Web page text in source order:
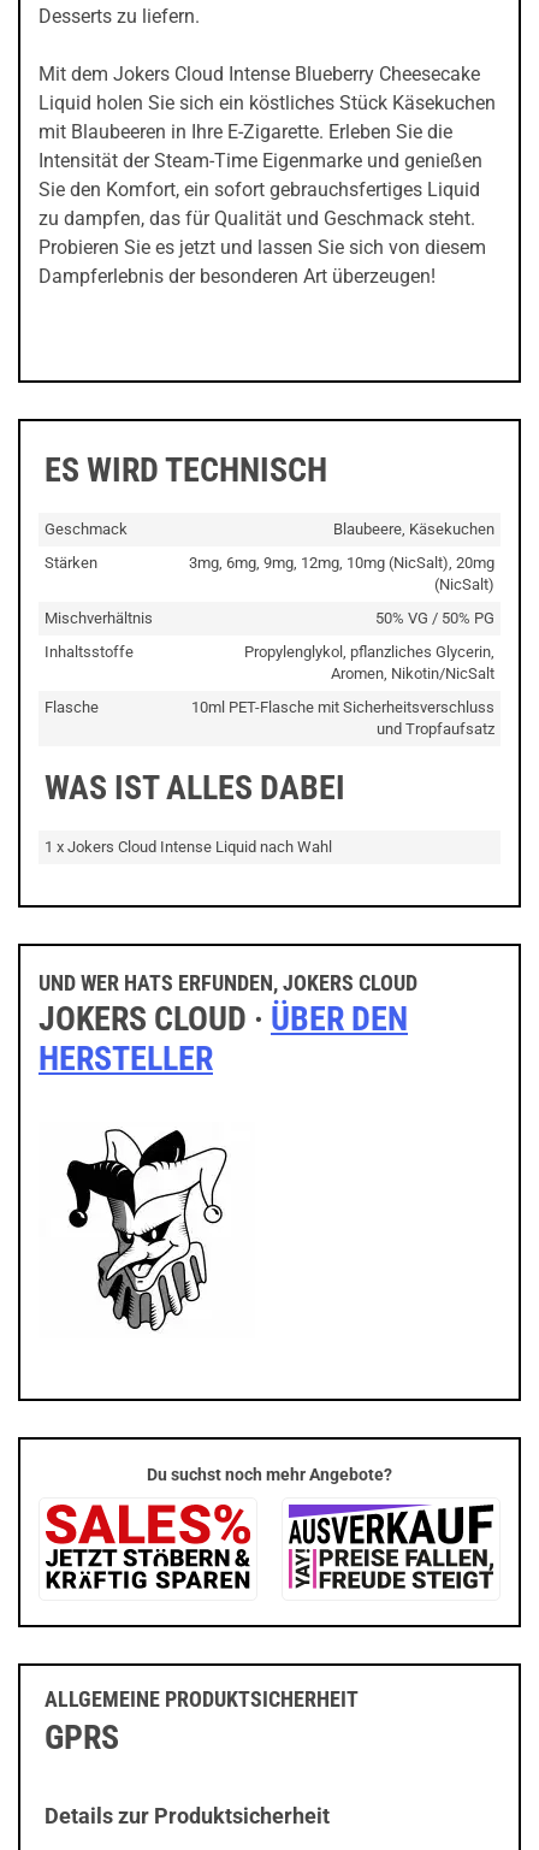
Desserts zu liefern.
Mit dem Jokers Cloud Intense Blueberry Cheesecake
Liquid holen Sie sich ein köstliches Stück Käsekuchen
mit Blaubeeren in Ihre E-Zigarette. Erleben Sie die
Intensität der Steam-Time Eigenmarke und genießen
Sie den Komfort, ein sofort gebrauchsfertiges Liquid
zu dampfen, das für Qualität und Geschmack steht.
Probieren Sie es jetzt und lassen Sie sich von diesem
Dampferlebnis der besonderen Art überzeugen!
ES WIRD TECHNISCH
Geschmack
Blaubeere, Käsekuchen
Stärken
3mg, 6mg, 9mg, 12mg, 10mg (NicSalt), 20mg
(NicSalt)
Mischverhältnis
50% VG / 50% PG
Inhaltsstoffe
Propylenglykol, pflanzliches Glycerin,
Aromen, Nikotin/NicSalt
Flasche
10ml PET-Flasche mit Sicherheitsverschluss
und Tropfaufsatz
WAS IST ALLES DABEI
1 x Jokers Cloud Intense Liquid nach Wahl
UND WER HATS ERFUNDEN, JOKERS CLOUD
JOKERS CLOUD · ÜBER DEN
HERSTELLER
Du suchst noch mehr Angebote?
ALLGEMEINE PRODUKTSICHERHEIT
GPRS
Details zur Produktsicherheit